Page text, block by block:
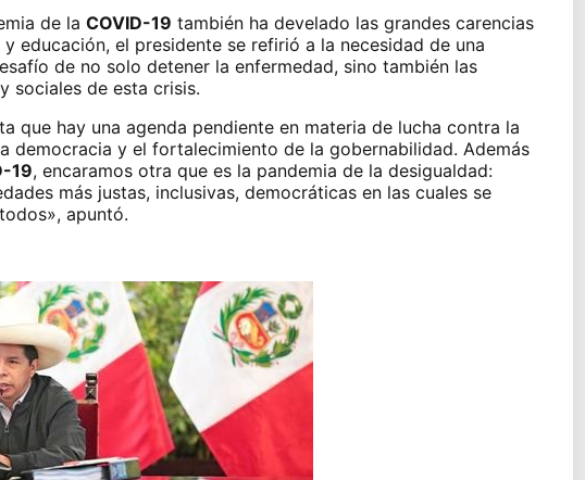
de la COVID-19 también ha develado las grandes carencias
y educación, el presidente se refirió a la necesidad de una
de no solo detener la enfermedad, sino también las
sociales de esta crisis.
que hay una agenda pendiente en materia de lucha contra la
democracia y el fortalecimiento de la gobernabilidad. Además
19, encaramos otra que es la pandemia de la desigualdad:
más justas, inclusivas, democráticas en las cuales se
apuntó.